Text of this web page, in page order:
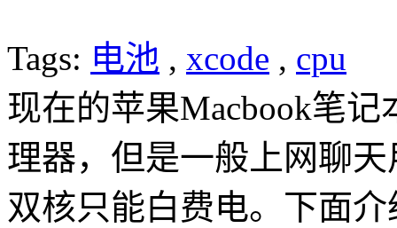
Tags: 电池 , xcode , cpu
现在的苹果Macbook笔
理器，但是一般上网聊
双核只能白费电。下面